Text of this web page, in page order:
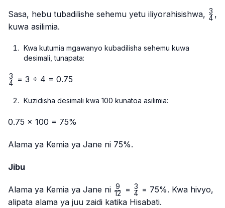
{12 ÷
3}
Sasa, hebu tubadilishe sehemu yetu iliyorahisishwa, 4
3 ,
kuwa asilimia.
Kwa kutumia mgawanyo kubadilisha sehemu kuwa
desimali, tunapata:
\frac{3}
4
3 = 3 ÷ 4 = 0.75
Kuzidisha desimali kwa 100 kunatoa asilimia:
0.75 × 100 = 75%
Alama ya Kemia ya Jane ni 75%.
Jibu
Alama ya Kemia ya Jane ni \frac{9}
{12}
12
9 = \frac{3}
{4}
4
3
= 75%. Kwa hivyo,
alipata alama ya juu zaidi katika Hisabati.